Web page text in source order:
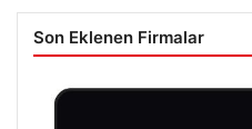
Son Eklenen Firmalar